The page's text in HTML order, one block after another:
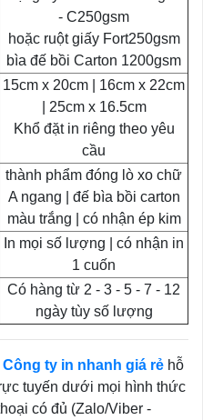
- C250gsm
hoặc ruột giấy Fort250gsm
bìa đế bồi Carton 1200gsm
15cm x 20cm | 16cm x 22cm
| 25cm x 16.5cm
Khổ đặt in riêng theo yêu
cầu
thành phẩm đóng lò xo chữ
A ngang | đế bìa bồi carton
màu trắng | có nhận ép kim
In mọi số lượng | có nhận in
1 cuốn
Có hàng từ 2 - 3 - 5 - 7 - 12
ngày tùy số lượng
Công ty in nhanh giá rẻ hỗ
tuyến dưới mọi hình thức
có đủ (Zalo/Viber -